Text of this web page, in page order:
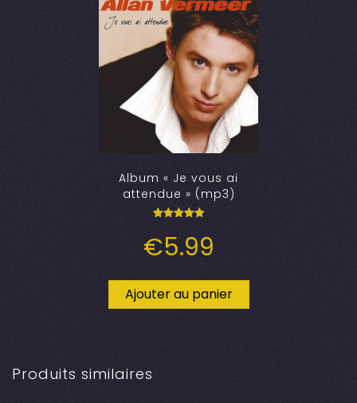
Album « Je vous ai
attendue » (mp3)
5.00
sur 5
€5.99
Ajouter au panier
Produits similaires